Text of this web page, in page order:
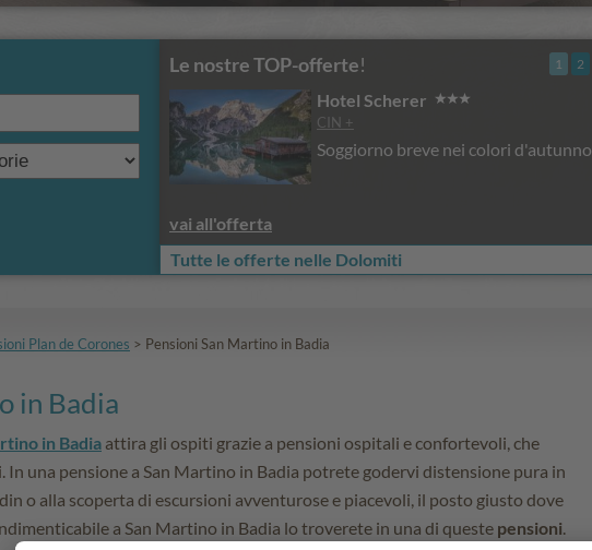
Le nostre TOP-offerte!
Hotel Scherer
CIN +
Soggiorno breve nei colori d'autunno
vai all'offerta
1 2
Tutte le offerte nelle Dolomiti
Plan de Corones > Pensioni San Martino in Badia
in Badia
in Badia attira gli ospiti grazie a pensioni ospitali e confortevoli, che
una pensione a San Martino in Badia potrete godervi distensione pura in
o alla scoperta di escursioni avventurose e piacevoli, il posto giusto dove
a San Martino in Badia lo troverete in una di queste pensioni.